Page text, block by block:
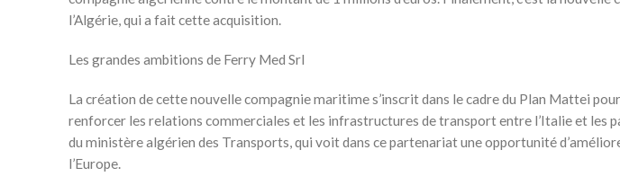
l’Algérie, qui a fait cette acquisition.
Les grandes ambitions de Ferry Med Srl
La création de cette nouvelle compagnie maritime s’inscrit dans le cadre du Plan Mattei
renforcer les relations commerciales et les infrastructures de transport entre l’Italie et les
du ministère algérien des Transports, qui voit dans ce partenariat une opportunité
l’Europe.